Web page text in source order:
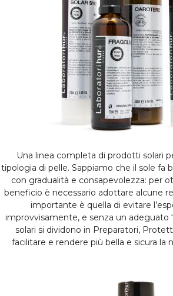
Una linea completa di prodotti solari
tipologia di pelle. Sappiamo che il sole fa
con gradualità e consapevolezza: per
beneficio è necessario adottare alcune
importante è quella di evitare
improvvisamente, e senza un adeguato
solari si dividono in Preparatori,
facilitare e rendere più bella e sicura la